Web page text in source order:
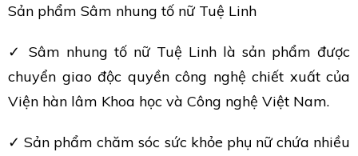
Sản phẩm Sâm nhung tố nữ Tuệ Linh
✓ Sâm nhung tố nữ Tuệ Linh là sản phẩm được
chuyển giao độc quyền công nghệ chiết xuất của
Viện hàn lâm Khoa học và Công nghệ Việt Nam.
✓ Sản phẩm chăm sóc sức khỏe phụ nữ chứa nhiều